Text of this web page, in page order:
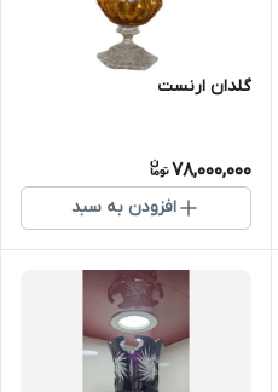
گلدان ارنست
78,000,000
افزودن به سبد